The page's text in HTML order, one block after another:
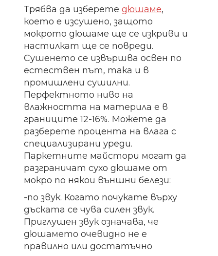
Трябва да изберетедюшаме,
което е изсушено, защото
мокрото дюшаме ще се изкриви и
настилкат ще се повреди.
Сушенето се извършва освен по
естествен път, така и в
промишлени сушилни.
Перфектното ниво на
влажността на материла е в
границите 12-16%. Можете да
разберете процента на влага с
специализирани уреди.
Паркетните майстори могат да
разграничат сухо дюшаме от
мокро по някои външни белези:
-по звук. Когато почукате върху
дъската се чува силен звук.
Приглушен звук означава, че
дюшамето очевидно не е
правилно или достатъчно